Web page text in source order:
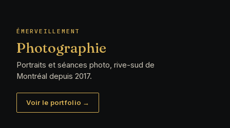
ÉMERVEILLEMENT
Photographie
Portraits et séances photo, rive-sud de
Montréal depuis 2017.
Voir le portfolio →